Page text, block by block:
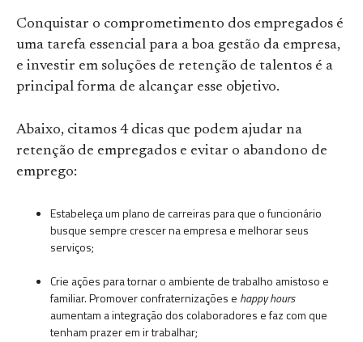
Conquistar o comprometimento dos empregados é
uma tarefa essencial para a boa gestão da empresa,
e investir em soluções de retenção de talentos é a
principal forma de alcançar esse objetivo.
Abaixo, citamos 4 dicas que podem ajudar na
retenção de empregados e evitar o abandono de
emprego:
Estabeleça um plano de carreiras para que o funcionário
busque sempre crescer na empresa e melhorar seus
serviços;
Crie ações para tornar o ambiente de trabalho amistoso e
familiar. Promover confraternizações e happy hours
aumentam a integração dos colaboradores e faz com que
tenham prazer em ir trabalhar;